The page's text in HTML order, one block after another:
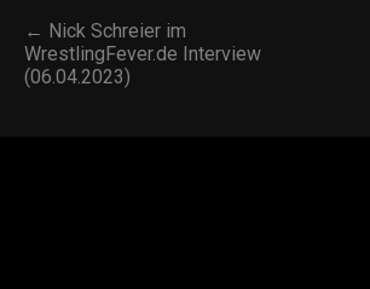
← Nick Schreier im
WrestlingFever.de Interview
(06.04.2023)